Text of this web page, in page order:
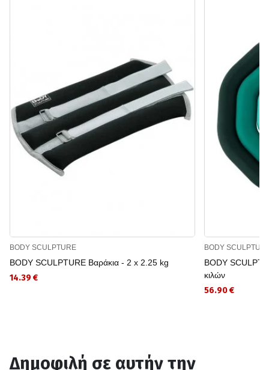
BODY SCULPTURE
BODY SCULPTURE Βαράκια - 2 x 2.25 kg
14.39 €
BODY
BODY
κιλών
56.90 €
Δημοφιλή σε αυτήν την